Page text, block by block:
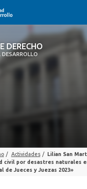
DERECHO
DERECHO
/ Actividades / Lilian San
civil por desastres naturales
de Jueces y Juezas 2023»